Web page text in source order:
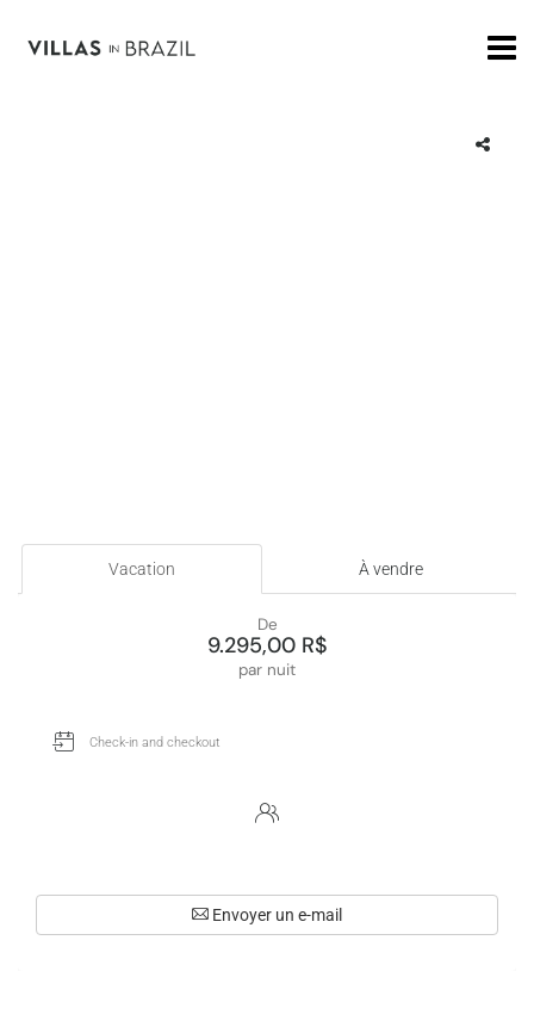
Vacation À vendre
De
9.295,00 R$
par nuit
Envoyer un e-mail